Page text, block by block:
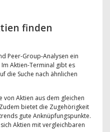
finden
Peer-Group-Analysen ein
Aktien-Terminal gibt es
die Suche nach ähnlichen
von Aktien aus dem gleichen
bietet die Zugehörigkeit
gute Anknüpfungspunkte.
Aktien mit vergleichbaren